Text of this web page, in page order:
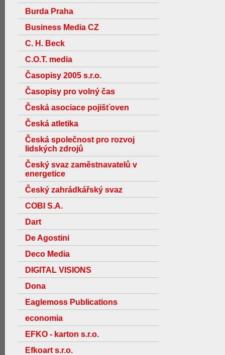
Burda Praha
Business Media CZ
C. H. Beck
C.O.T. media
Časopisy 2005 s.r.o.
Časopisy pro volný čas
Česká asociace pojišťoven
Česká atletika
Česká společnost pro rozvoj
lidských zdrojů
Český svaz zaměstnavatelů v
energetice
Český zahrádkářský svaz
COBI S.A.
Dart
De Agostini
Deco Media
DIGITAL VISIONS
Dona
Eaglemoss Publications
economia
EFKO - karton s.r.o.
Efkoart s.r.o.